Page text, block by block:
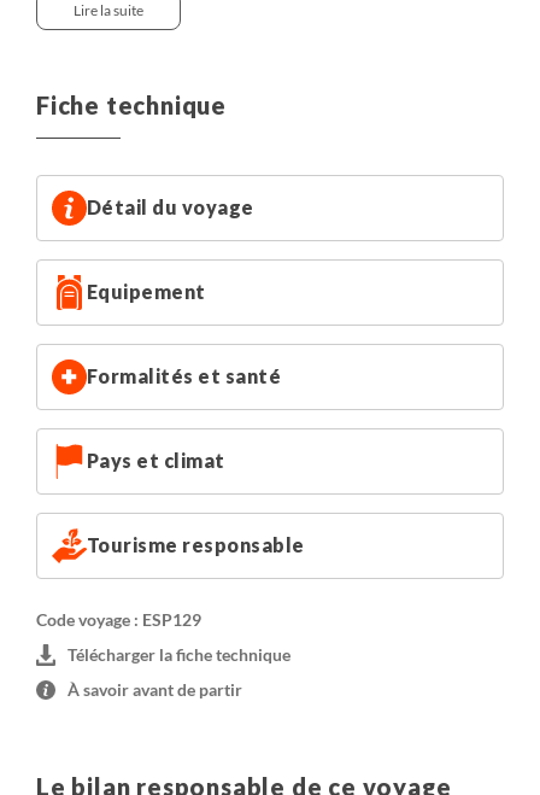
Possibilité de chambre individuelle, avec supplément,
Nous travaillons avec de petits hébergements. Durant la
nombre de chambres peut nous amener à loger le groupe
dans des hébergements différents. Les petits déjeuners
seront pris dans les hébergements respectifs, les dîners
seront toujours pris avec l'ensemble du groupe.
Les piscines des hôtels sont généralement ouvertes de
juin à fin septembre.
Lire la suite
Fiche technique
Détail du voyage
Equipement
Formalités et santé
Pays et climat
Tourisme responsable
Code voyage : ESP129
Télécharger la fiche technique
À savoir avant de partir
Le bilan responsable de ce voyage